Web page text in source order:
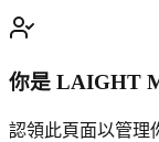
你是 LAIGHT
認領此頁面以管理